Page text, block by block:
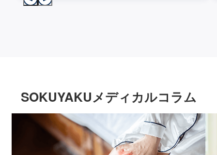
SOKUYAKUメディカルコラム